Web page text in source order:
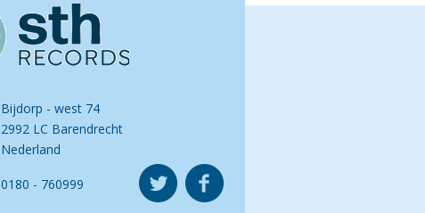
Bijdorp - west 74
2992 LC Barendrecht
Nederland
0180 - 760999